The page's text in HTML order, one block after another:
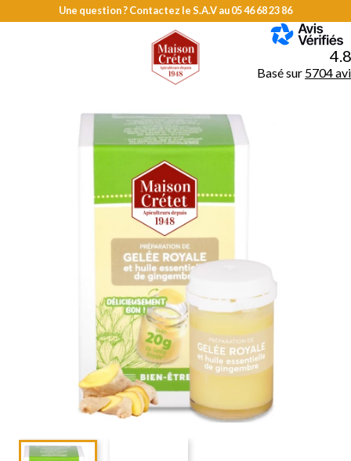
MENU
Une question ? Contactez le S.A.V au05 46 68 23 86
4.8
Basé sur 5704